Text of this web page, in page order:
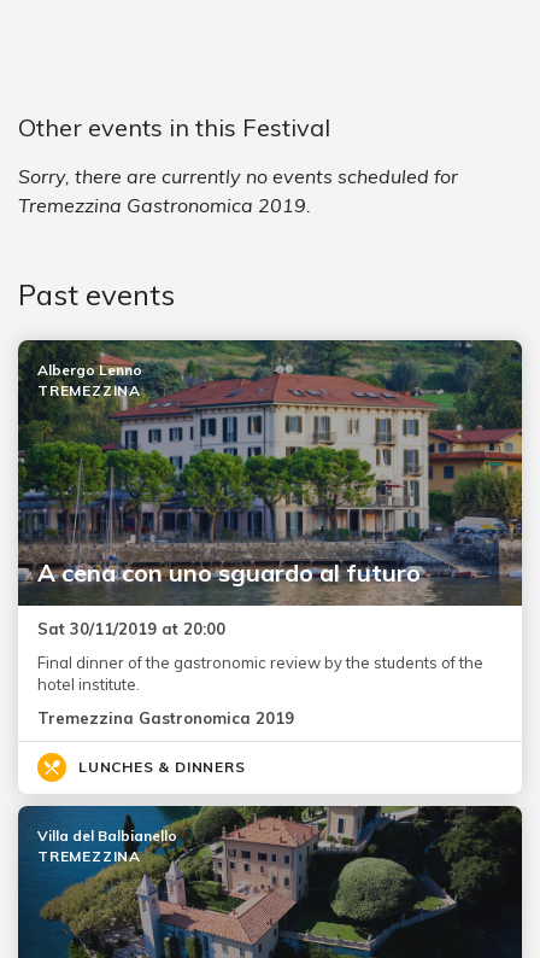
Other events in this Festival
Sorry, there are currently no events scheduled for
Tremezzina Gastronomica 2019.
Past events
A cena con uno sguardo al futuro
Albergo Lenno
TREMEZZINA
Sat 30/11/2019 at 20:00
Final dinner of the gastronomic review by the students of the
hotel institute.
Tremezzina Gastronomica 2019
LUNCHES & DINNERS
Villa del Balbianello
TREMEZZINA